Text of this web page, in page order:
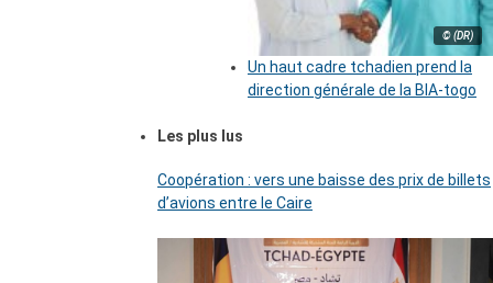
© (DR)
Un haut cadre tchadien prend la
direction générale de la BIA-togo
Les plus lus
Coopération : vers une baisse des prix de billets
d’avions entre le Caire